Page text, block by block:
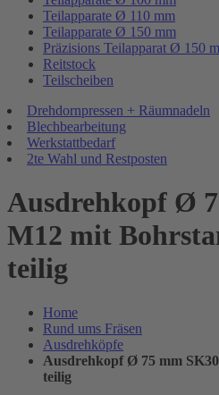
Teilapparate Ø 110 mm
Teilapparate Ø 150 mm
Präzisions Teilapparat Ø 150
Reitstock
Teilscheiben
Drehdornpressen + Räumnadeln
Blechbearbeitung
Werkstattbedarf
2te Wahl und Restposten
Ausdrehkopf Ø
M12 mit
teilig
Home
Rund ums Fräsen
Ausdrehköpfe
Ausdrehkopf Ø 75 mm
teilig